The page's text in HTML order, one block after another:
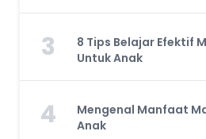
3
8 Tips Belajar Efektif
Untuk Anak
4
Mengenal Manfaat
Anak